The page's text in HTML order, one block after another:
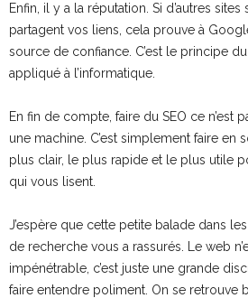
Enfin, il y a la réputation. Si d’autres
partagent vos liens, cela prouve à
source de confiance. C’est le principe
appliqué à l’informatique.
En fin de compte, faire du SEO ce n’est
une machine. C’est simplement faire en
plus clair, le plus rapide et le plus utile
qui vous lisent.
J’espère que cette petite balade dans
de recherche vous a rassurés. Le web
impénétrable, c’est juste une grande
faire entendre poliment. On se retrouve